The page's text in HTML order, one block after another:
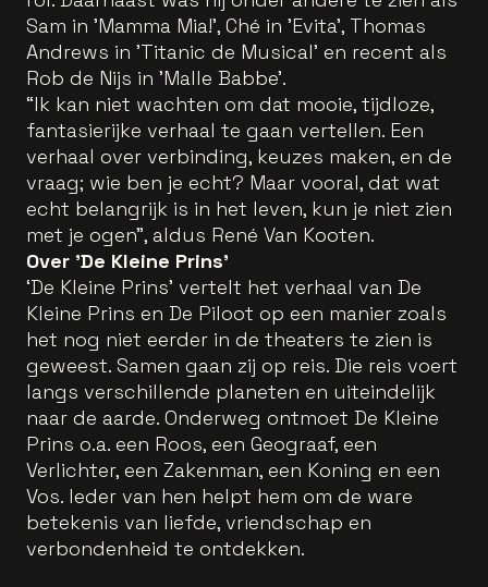
Sam in 'Mamma Mia!', Ché in 'Evita', Thomas
Andrews in 'Titanic de Musical' en recent als
Rob de Nijs in 'Malle Babbe'.
“Ik kan niet wachten om dat mooie, tijdloze,
fantasierijke verhaal te gaan vertellen. Een
verhaal over verbinding, keuzes maken, en de
vraag; wie ben je echt? Maar vooral, dat wat
echt belangrijk is in het leven, kun je niet zien
met je ogen", aldus René Van Kooten.
Over 'De Kleine Prins'
‘De Kleine Prins’ vertelt het verhaal van De
Kleine Prins en De Piloot op een manier zoals
het nog niet eerder in de theaters te zien is
geweest. Samen gaan zij op reis. Die reis voert
langs verschillende planeten en uiteindelijk
naar de aarde. Onderweg ontmoet De Kleine
Prins o.a. een Roos, een Geograaf, een
Verlichter, een Zakenman, een Koning en een
Vos. Ieder van hen helpt hem om de ware
betekenis van liefde, vriendschap en
verbondenheid te ontdekken.